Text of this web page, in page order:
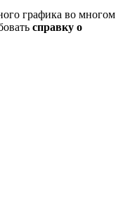
графика во многом
справку о